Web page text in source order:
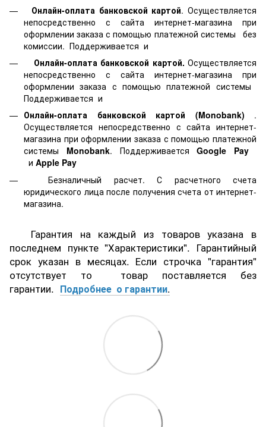
Онлайн-оплата банковской картой. Осуществляется
непосредственно с сайта интернет-магазина при
оформлении заказа с помощью платежной системы
без
комиссии. Поддерживается и
Онлайн-оплата банковской картой. Осуществляется
непосредственно с сайта интернет-магазина при
оформлении заказа с помощью платежной системы
Поддерживается и
Онлайн-оплата банковской картой
(Monobank) .
Осуществляется непосредственно с сайта интернет-
магазина при оформлении заказа с помощью платежной
системы Monobank. ПоддерживаетсяGoogle Pay
и Apple Pay
Безналичный расчет. С расчетного счета
юридического лица после получения счета от интернет-
магазина.
Гарантия на каждый из товаров указана в
последнем пункте "Характеристики". Гарантийный
срок указан в месяцах. Если строчка "гарантия"
отсутствует то товар поставляется без
гарантии. Подробнее о гарантии.